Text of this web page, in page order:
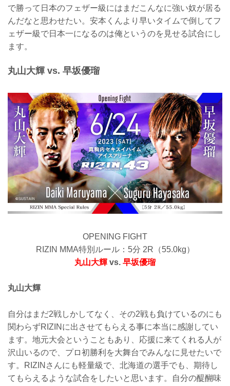
で勝って日本のフェザー級にはまだこんなに強い奴が居る
んだなと思わせたい。安本くんより早いタイムで倒してフ
ェザー級で日本一になるのは俺というのを見せる試合にし
ます。
丸山大輝 vs. 早坂優瑠
OPENING FIGHT
RIZIN MMA特別ルール：5分 2R（55.0kg）
丸山大輝 vs. 早坂優瑠
丸山大輝
自分はまだ2戦しかしてなく、その2戦も負けているのにも
関わらずRIZINに出させてもらえる事に本当に感謝してい
ます。地元大会ということもあり、応援に来てくれる人が
沢山いるので、プロ初勝利を大舞台でみんなに見せたいで
す。RIZINさんにも軽量級で、北海道の選手でも、期待し
てもらえるような試合をしたいと思います。自分の醍醐味